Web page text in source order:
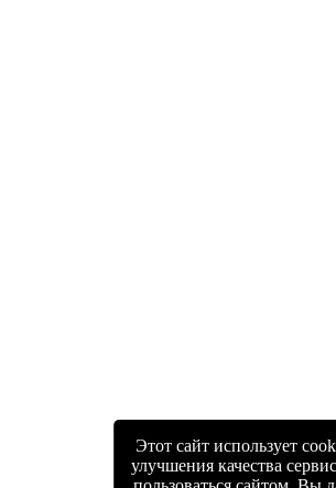
Этот сайт использует
улучшения качества